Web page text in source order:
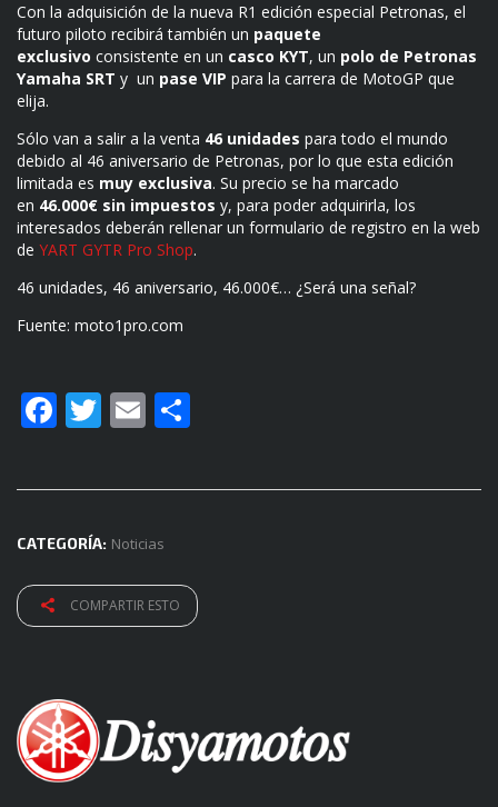
Con la adquisición de la nueva R1 edición especial Petronas, el
futuro piloto recibirá también un paquete
exclusivo consistente en un casco KYT, un polo de Petronas
Yamaha SRT y un pase VIP para la carrera de MotoGP que
elija.
Sólo van a salir a la venta 46 unidades para todo el mundo
debido al 46 aniversario de Petronas, por lo que esta edición
limitada es muy exclusiva. Su precio se ha marcado
en 46.000€ sin impuestos y, para poder adquirirla, los
interesados deberán rellenar un formulario de registro en la web
de YART GYTR Pro Shop.
46 unidades, 46 aniversario, 46.000€… ¿Será una señal?
Fuente: moto1pro.com
Facebook
Twitter
Email
CATEGORÍA: Noticias
COMPARTIR ESTO